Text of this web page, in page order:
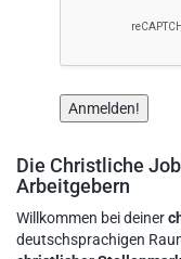
Die Christliche
Arbeitgebern
Willkommen bei deiner
deutschsprachigen